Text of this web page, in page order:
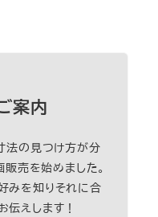
案内
法の見つけ方が分
販売を始めました。
みを知りそれに合
えします！